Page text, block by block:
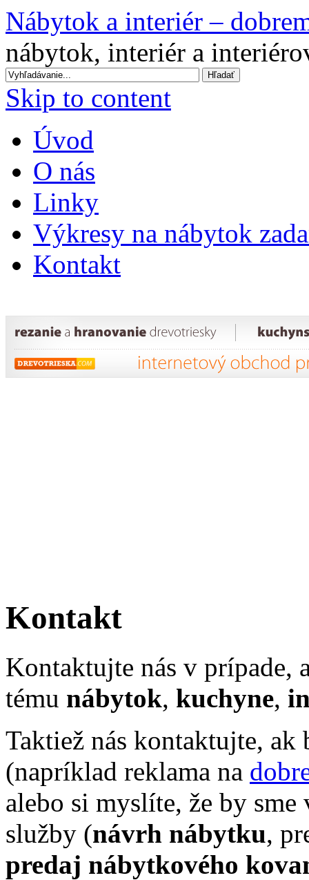
Nábytok a interiér –
nábytok, interiér a
Skip to content
Úvod
O nás
Linky
Výkresy na nábytok
Kontakt
Kontakt
Kontaktujte nás v prípade,
tému nábytok, kuchyne,
Taktiež nás kontaktujte,
(napríklad reklama na
alebo si myslíte, že by
služby (návrh nábytku,
predaj nábytkového